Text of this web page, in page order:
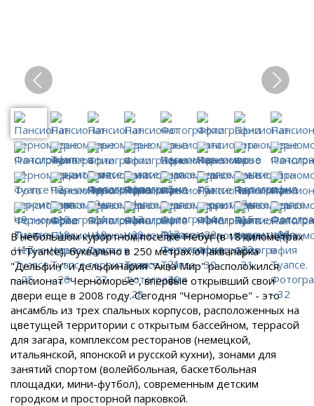
В небольшом курортном поселке Небуг (в 18 километрах
от Туапсе), буквально в 250 метрах от аквапарка
"Дельфин" и дельфинария "Аква Мир" расположился
пансионат "Черноморье", впервые открывший свои
двери еще в 2008 году. Сегодня "Черноморье" - это
ансамбль из трех спальных корпусов, расположенных на
цветущей территории с открытым бассейном, террасой
для загара, комплексом ресторанов (немецкой,
итальянской, японской и русской кухни), зонами для
занятий спортом (волейбольная, баскетбольная
площадки, мини-футбол), современным детским
городком и просторной парковкой.